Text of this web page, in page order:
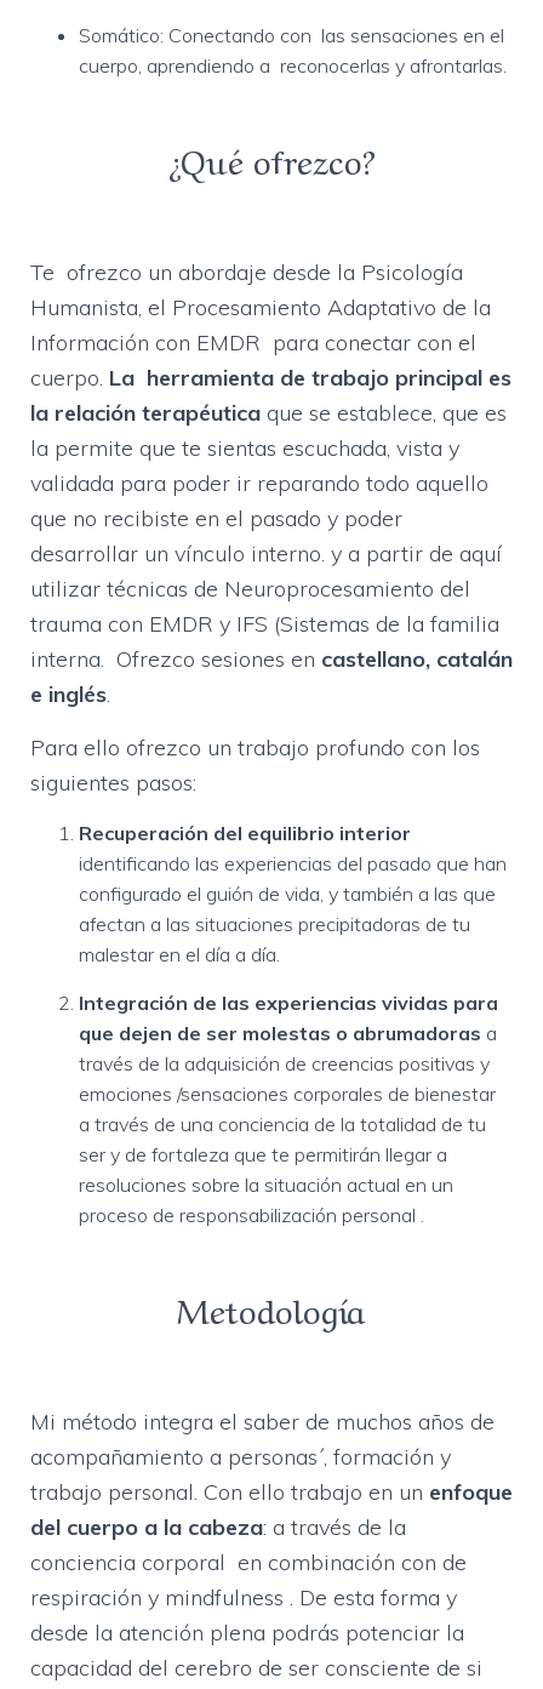
Somático: Conectando con las sensaciones en el
cuerpo, aprendiendo a reconocerlas y afrontarlas.
¿Qué ofrezco?
Te ofrezco un abordaje desde la Psicología
Humanista, el Procesamiento Adaptativo de la
Información con EMDR para conectar con el
cuerpo. La herramienta de trabajo principal es
la relación terapéutica que se establece, que es
la permite que te sientas escuchada, vista y
validada para poder ir reparando todo aquello
que no recibiste en el pasado y poder
desarrollar un vínculo interno. y a partir de aquí
utilizar técnicas de Neuroprocesamiento del
trauma con EMDR y IFS (Sistemas de la familia
interna. Ofrezco sesiones en castellano, catalán
e inglés.
Para ello ofrezco un trabajo profundo con los
siguientes pasos:
Recuperación del equilibrio interior
identificando las experiencias del pasado que han
configurado el guión de vida, y también a las que
afectan a las situaciones precipitadoras de tu
malestar en el día a día.
Integración de las experiencias vividas para
que dejen de ser molestas o abrumadoras a
través de la adquisición de creencias positivas y
emociones /sensaciones corporales de bienestar
a través de una conciencia de la totalidad de tu
ser y de fortaleza que te permitirán llegar a
resoluciones sobre la situación actual en un
proceso de responsabilización personal .
Metodología
Mi método integra el saber de muchos años de
acompañamiento a personas´, formación y
trabajo personal. Con ello trabajo en un enfoque
del cuerpo a la cabeza: a través de la
conciencia corporal en combinación con de
respiración y mindfulness . De esta forma y
desde la atención plena podrás potenciar la
capacidad del cerebro de ser consciente de si